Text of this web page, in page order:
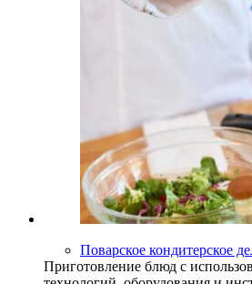
Поварское кондитерское
Приготовление блюд с